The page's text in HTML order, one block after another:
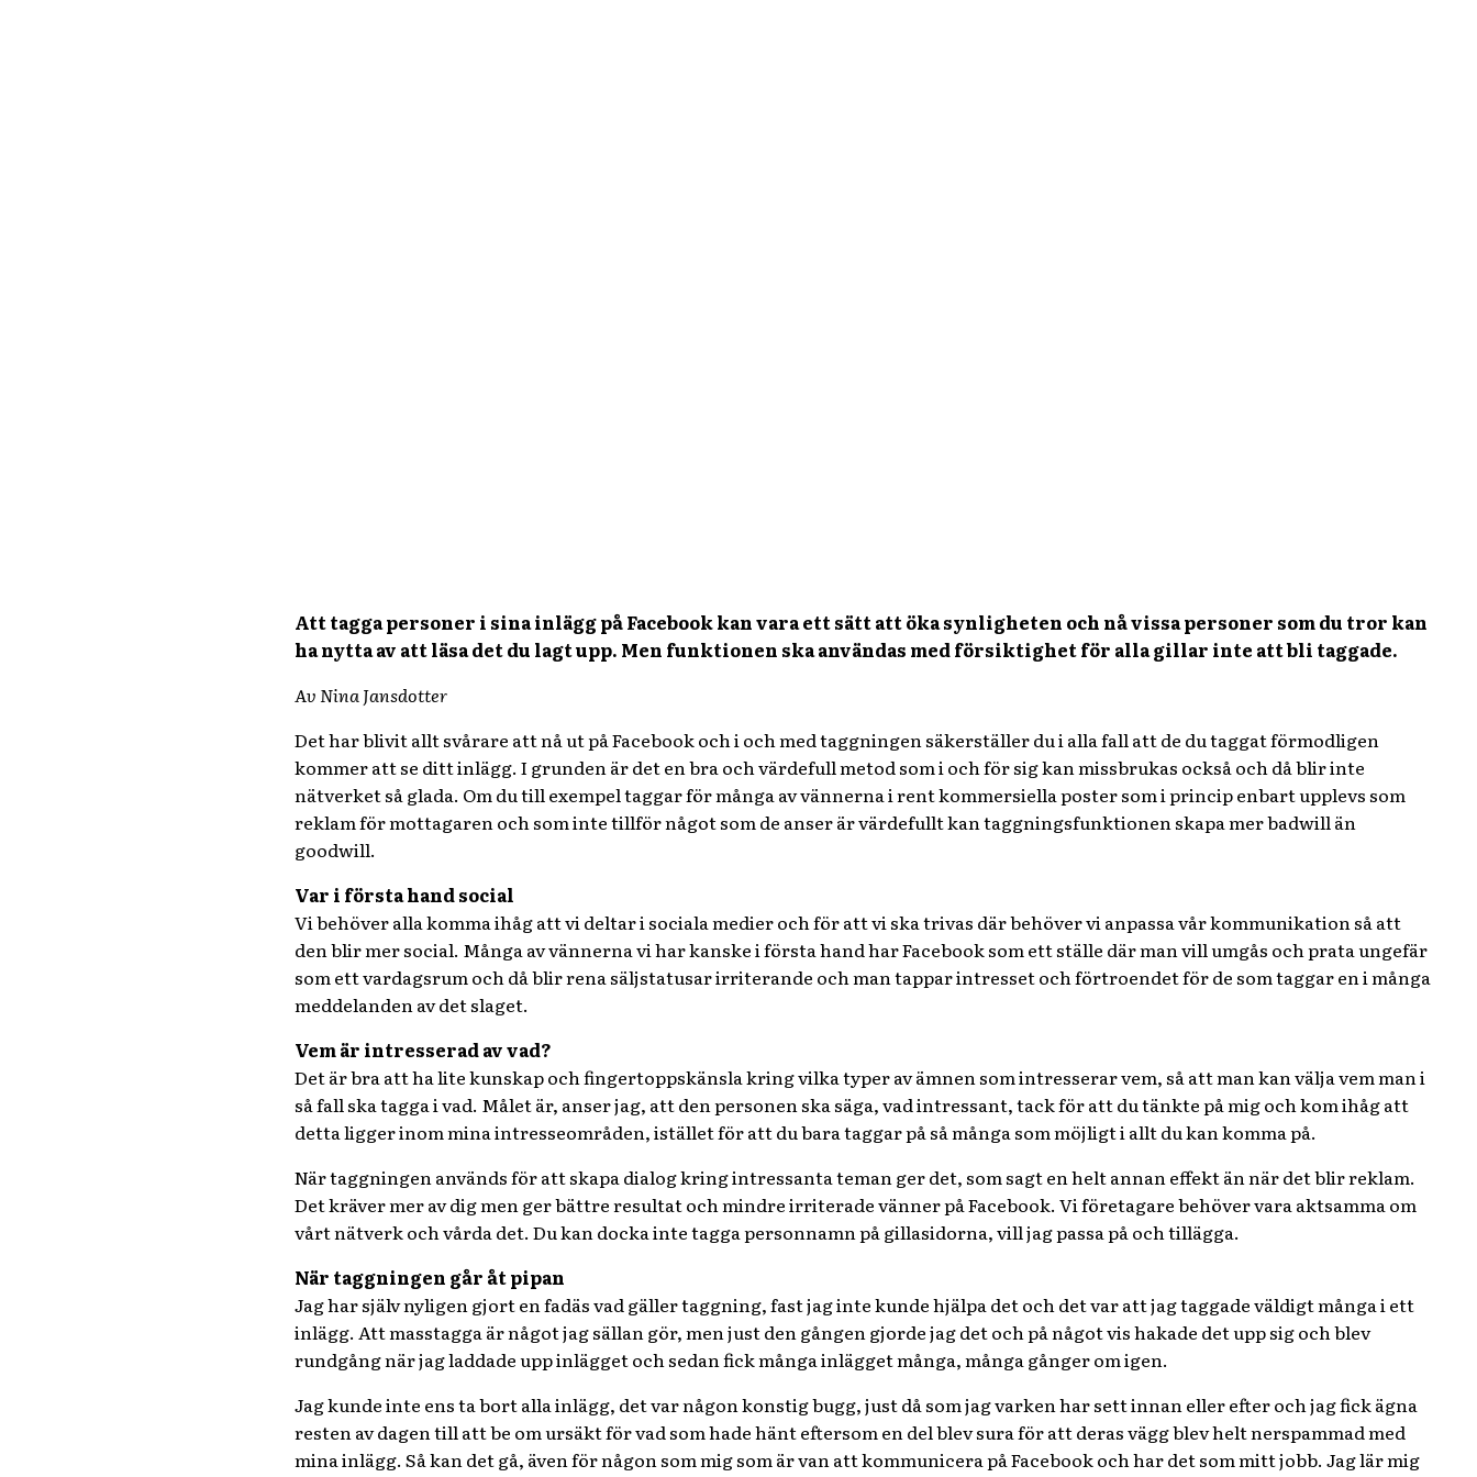
Att tagga personer i sina inlägg på Facebook kan vara ett sätt att öka synligheten och nå vissa personer som du tror kan
ha nytta av att läsa det du lagt upp. Men funktionen ska användas med försiktighet för alla gillar inte att bli taggade.
Av Nina Jansdotter
Det har blivit allt svårare att nå ut på Facebook och i och med taggningen säkerställer du i alla fall att de du taggat förmodligen
kommer att se ditt inlägg. I grunden är det en bra och värdefull metod som i och för sig kan missbrukas också och då blir inte
nätverket så glada. Om du till exempel taggar för många av vännerna i rent kommersiella poster som i princip enbart upplevs som
reklam för mottagaren och som inte tillför något som de anser är värdefullt kan taggningsfunktionen skapa mer badwill än
goodwill.
Var i första hand social
Vi behöver alla komma ihåg att vi deltar i sociala medier och för att vi ska trivas där behöver vi anpassa vår kommunikation så att
den blir mer social. Många av vännerna vi har kanske i första hand har Facebook som ett ställe där man vill umgås och prata ungefär
som ett vardagsrum och då blir rena säljstatusar irriterande och man tappar intresset och förtroendet för de som taggar en i många
meddelanden av det slaget.
Vem är intresserad av vad?
Det är bra att ha lite kunskap och fingertoppskänsla kring vilka typer av ämnen som intresserar vem, så att man kan välja vem man i
så fall ska tagga i vad. Målet är, anser jag, att den personen ska säga, vad intressant, tack för att du tänkte på mig och kom ihåg att
detta ligger inom mina intresseområden, istället för att du bara taggar på så många som möjligt i allt du kan komma på.
När taggningen används för att skapa dialog kring intressanta teman ger det, som sagt en helt annan effekt än när det blir reklam.
Det kräver mer av dig men ger bättre resultat och mindre irriterade vänner på Facebook. Vi företagare behöver vara aktsamma om
vårt nätverk och vårda det. Du kan docka inte tagga personnamn på gillasidorna, vill jag passa på och tillägga.
När taggningen går åt pipan
Jag har själv nyligen gjort en fadäs vad gäller taggning, fast jag inte kunde hjälpa det och det var att jag taggade väldigt många i ett
inlägg. Att masstagga är något jag sällan gör, men just den gången gjorde jag det och på något vis hakade det upp sig och blev
rundgång när jag laddade upp inlägget och sedan fick många inlägget många, många gånger om igen.
Jag kunde inte ens ta bort alla inlägg, det var någon konstig bugg, just då som jag varken har sett innan eller efter och jag fick ägna
resten av dagen till att be om ursäkt för vad som hade hänt eftersom en del blev sura för att deras vägg blev helt nerspammad med
mina inlägg. Så kan det gå, även för någon som mig som är van att kommunicera på Facebook och har det som mitt jobb. Jag lär mig